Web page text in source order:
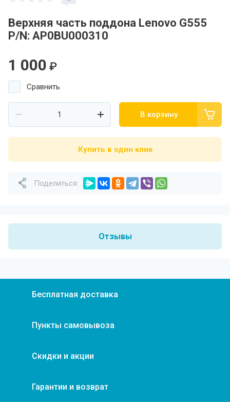
Верхняя часть поддона Lenovo G555
P/N: AP0BU000310
1 000 ₽
Сравнить
В корзину
Купить в один клик
Поделиться:
Отзывы
Бесплатная доставка
Пункты самовывоза
Скидки и акции
Гарантии и возврат